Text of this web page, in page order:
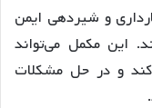
و شیردهی ایمن
این مکمل می‌تواند
و در حل مشکلات